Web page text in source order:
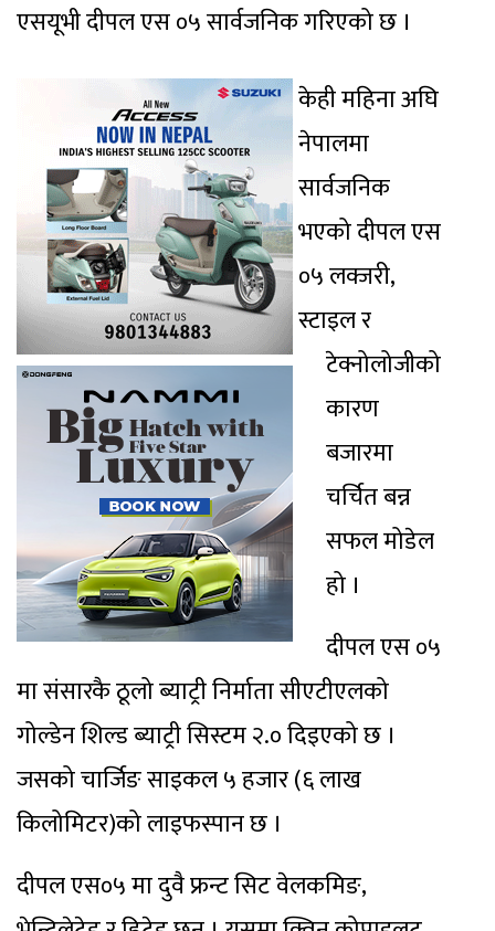
एसयूभी दीपल एस ०५ सार्वजनिक गरिएको छ ।
केही महिना अघि
नेपालमा
सार्वजनिक
भएको दीपल एस
०५ लक्जरी,
स्टाइल र
टेक्नोलोजीको
कारण
बजारमा
चर्चित बन्न
सफल मोडेल
हो ।
दीपल एस ०५
मा संसारकै ठूलो ब्याट्री निर्माता सीएटीएलको
गोल्डेन शिल्ड ब्याट्री सिस्टम २.० दिइएको छ ।
जसको चार्जिङ साइकल ५ हजार (६ लाख
किलोमिटर)को लाइफस्पान छ ।
दीपल एस०५ मा दुवै फ्रन्ट सिट वेलकमिङ,